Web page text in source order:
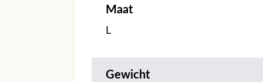
Maat
L
Gewicht